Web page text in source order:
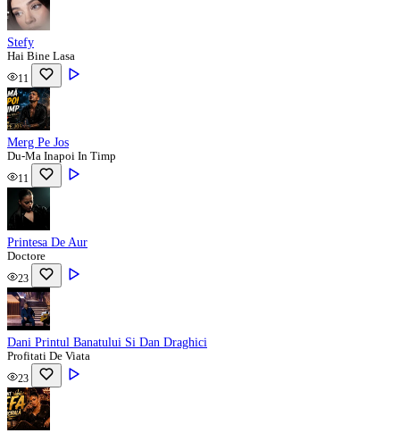
Stefy
Hai Bine Lasa
11
Merg Pe Jos
Du-Ma Inapoi In Timp
11
Printesa De Aur
Doctore
23
Dani Printul Banatului Si Dan Draghici
Profitati De Viata
23